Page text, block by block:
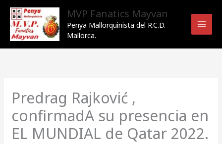
contenido
MVP Fanatics Mayvan
Penya Mallorquinista del R.C.D.
Mallorca.
Predrag Rajković ,
confirmadA su presencia en
EL MUNDIAL de Qatar 2022.